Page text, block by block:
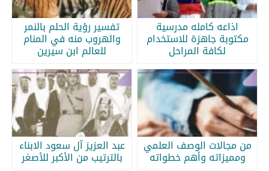
اذاعه كامله مدرسية
مكتوبة جاهزة للاستخدام
لكافة المراحل
تفسير رؤية الحلم بالنمر
والهروب منه في المنام
للعالم ابن سيرين
من مجالات الوصف العلمي
ومميزاته وأهم خطواته
عبد العزيز آل سعود الابناء
بالترتيب من الأكبر للأصغر